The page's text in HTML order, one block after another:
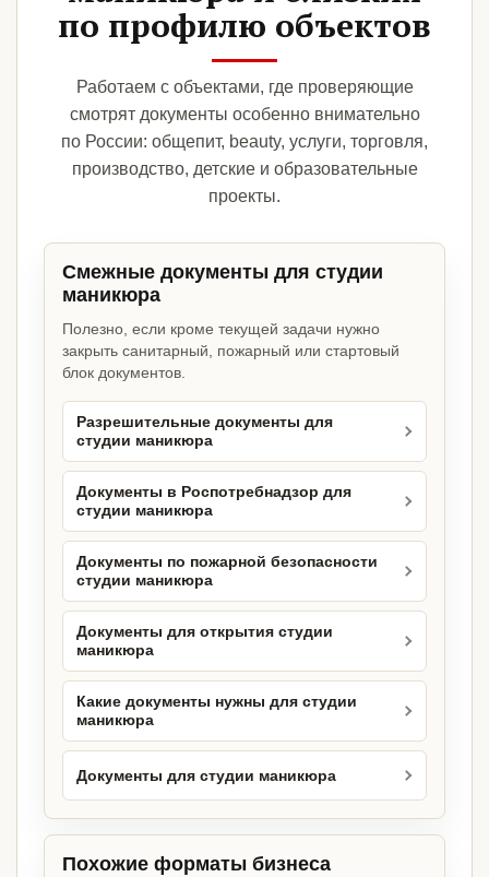
по профилю объектов
Работаем с объектами, где проверяющие
смотрят документы особенно внимательно
по России: общепит, beauty, услуги, торговля,
производство, детские и образовательные
проекты.
Смежные документы для студии
маникюра
Полезно, если кроме текущей задачи нужно
закрыть санитарный, пожарный или стартовый
блок документов.
Разрешительные документы для
студии маникюра
Документы в Роспотребнадзор для
студии маникюра
Документы по пожарной безопасности
студии маникюра
Документы для открытия студии
маникюра
Какие документы нужны для студии
маникюра
Документы для студии маникюра
Похожие форматы бизнеса